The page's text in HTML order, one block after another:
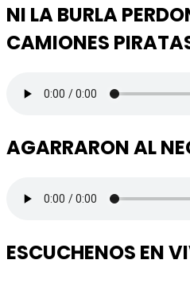
NI LA BURLA
CAMIONES
AGARRARON AL
ESCUCHENOS EN